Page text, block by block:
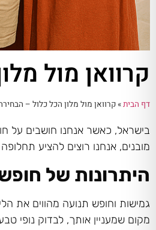
קרוואן מול
דף הבית»קרוואן מול מלון הכל כלול –
בישראל, כאשר אנחנו חושבים על
מובנים, אנחנו רוצים להציע
היתרונות של
גמישות וחופש תנועה מהווים את
מקום שמעניין אותך, לבדוק נופי